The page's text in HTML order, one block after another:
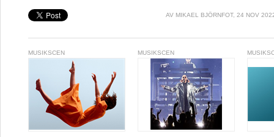
AV MIKAEL BJÖRNFOT, 24 NOV
MUSIKSCEN MUSIKSCEN